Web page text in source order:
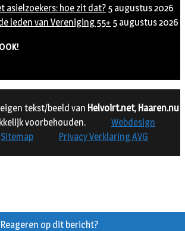
asielzoekers: hoe zit dat? 5 augustus 2026
leden van Vereniging 55+ 5 augustus 2026
Reageren op dit bericht?
tekst/beeld van Helvoirt.net, Haaren.nu
voorbehouden.
Webdesign
Sitemap Privacy Verklaring AVG